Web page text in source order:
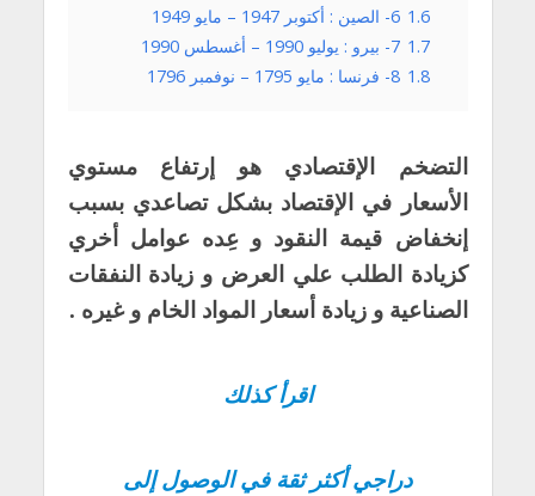
1.6 6- الصين : أكتوبر 1947 – مايو 1949
1.7 7- بيرو : يوليو 1990 – أغسطس 1990
1.8 8- فرنسا : مايو 1795 – نوفمبر 1796
التضخم الإقتصادي هو إرتفاع مستوي
الأسعار في الإقتصاد بشكل تصاعدي بسبب
إنخفاض قيمة النقود و عِده عوامل أخري
كزيادة الطلب علي العرض و زيادة النفقات
الصناعية و زيادة أسعار المواد الخام و غيره .
اقرأ كذلك
دراجي أكثر ثقة في الوصول إلى